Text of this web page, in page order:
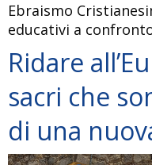
Ebraismo
educativi a
Ridare
sacri che
di una